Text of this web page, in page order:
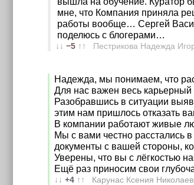
мне, что Компания приняла
работы вообще… Сергей
поделюсь с блогерами…
↓↓ −5 ↑↑ Пестрикова Надежда
Надежда, мы понимаем, что
Для нас важен весь карьерный
Разобравшись в ситуации
этим нам пришлось отказать
В компании работают живые
Мы с вами честно расстались
документы с вашей стороны,
Уверены, что вы с лёгкостью
Ещё раз приносим свои
↓↓ +4 ↑↑ Карунас Ксения